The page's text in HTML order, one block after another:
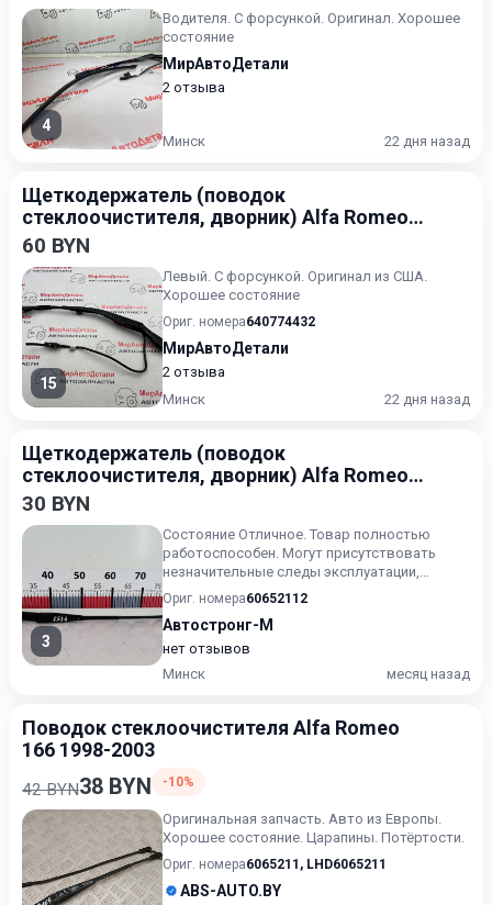
4
Водителя. С форсункой. Оригинал. Хорошее
состояние
МирАвтоДетали
2 отзыва
Минск 22 дня назад
Щеткодержатель (поводок
стеклоочистителя, дворник) Alfa Romeo
Stelvio 1 поколение 2016-2020
60 BYN
15
Левый. С форсункой. Оригинал из США.
Хорошее состояние
Ориг. номера640774432
МирАвтоДетали
2 отзыва
Минск
22 дня назад
Щеткодержатель (поводок
стеклоочистителя, дворник) Alfa Romeo
166 1998-2003
30 BYN
3
Состояние Отличное. Товар полностью
работоспособен. Могут присутствовать
незначительные следы эксплуатации,
царапины на лакокрасочном покрыт...
Ориг. номера60652112
Автостронг-М
нет отзывов
Минск
месяц назад
Поводок стеклоочистителя Alfa Romeo
166 1998-2003
42 BYN38 BYN -10%
Оригинальная запчасть. Авто из Европы.
Хорошее состояние. Царапины. Потёртости.
Ориг. номера6065211 , LHD6065211
ABS-AUTO.BY